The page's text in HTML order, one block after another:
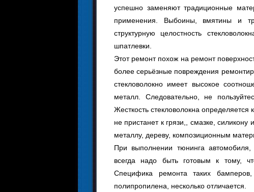
успешно заменяют традиционные
применения. Выбоины, вмятины и
структурную целостность
шпатлевки.
Этот ремонт похож на ремонт
более серьёзные повреждения
стекловолокно имеет высокое
металл. Следовательно, не
Жесткость стекловолокна
не пристанет к грязи,, смазке,
металлу, дереву, композиционным
При выполнении тюнинга
всегда надо быть готовым к тому,
Специфика ремонта таких
полипропилена, несколько отличается.